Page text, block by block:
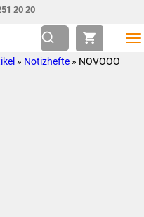
20 20
» Notizhefte » NOVOOO